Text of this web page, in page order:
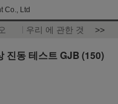
Co., Ltd
우리 에 관한 것 >>
진동 테스트 GJB (150)